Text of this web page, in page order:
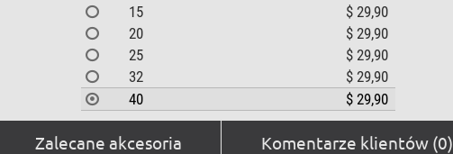
15
$ 29,90
20
$ 29,90
25
$ 29,90
32
$ 29,90
40
$ 29,90
Zalecane akcesoria Komentarze klientów (0)